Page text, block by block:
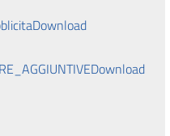
Download
Download